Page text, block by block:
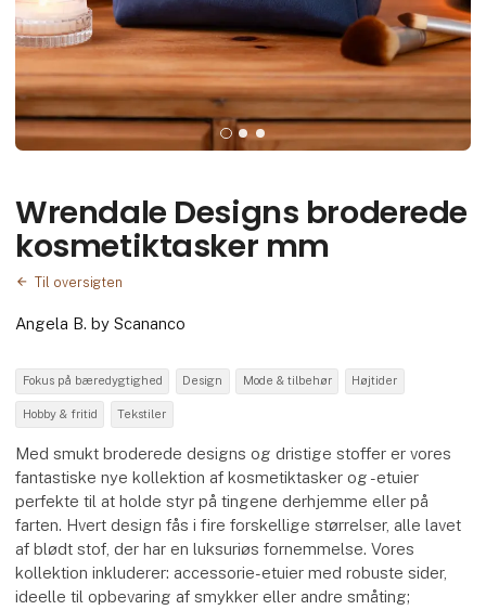
Wrendale Designs broderede
kosmetiktasker mm
Til oversigten
Angela B. by Scananco
Fokus på bæredygtighed Design Mode & tilbehør Højtider
Hobby & fritid Tekstiler
Med smukt broderede designs og dristige stoffer er vores
fantastiske nye kollektion af kosmetiktasker og -etuier
perfekte til at holde styr på tingene derhjemme eller på
farten. Hvert design fås i fire forskellige størrelser, alle lavet
af blødt stof, der har en luksuriøs fornemmelse. Vores
kollektion inkluderer: accessorie-etuier med robuste sider,
ideelle til opbevaring af smykker eller andre småting;